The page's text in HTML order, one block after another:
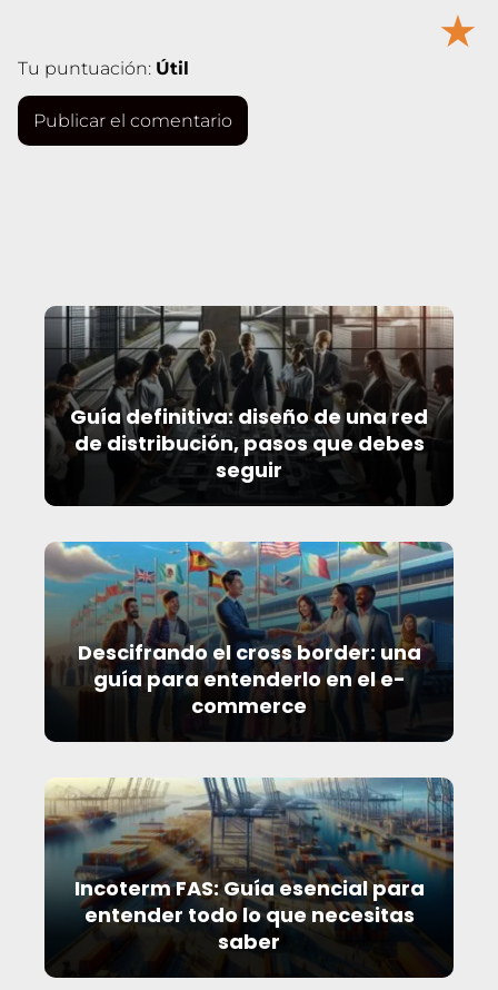
★
Tu puntuación: Útil
Guía definitiva: diseño de una red
de distribución, pasos que debes
seguir
Descifrando el cross border: una
guía para entenderlo en el e-
commerce
Incoterm FAS: Guía esencial para
entender todo lo que necesitas
saber